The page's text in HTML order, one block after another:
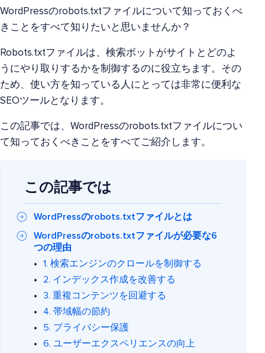
WordPressのrobots.txtファイルについて知っておくべ
きことをすべて知りたいと思いませんか？
Robots.txtファイルは、検索ボットがサイトとどのよ
うにやり取りするかを制御するのに役立ちます。その
ため、使い方を知っている人にとっては非常に便利な
SEOツールとなります。
この記事では、WordPressのrobots.txtファイルについ
て知っておくべきことをすべてご紹介します。
この記事では
WordPressのrobots.txtファイルとは
WordPressのrobots.txtファイルが必要な6
つの理由
1. 検索エンジンのクロールを制御する
2. インデックス作成を改善する
3. 重複コンテンツを回避する
4. 帯域幅の節約
5. プライバシー保護
6. ユーザーエクスペリエンスの向上